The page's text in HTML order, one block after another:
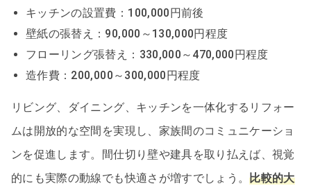
キッチンの設置費：100,000円前後
壁紙の張替え：90,000～130,000円程度
フローリング張替え：330,000～470,000円程度
造作費：200,000～300,000円程度
リビング、ダイニング、キッチンを一体化するリフォー
ムは開放的な空間を実現し、家族間のコミュニケーショ
ンを促進します。間仕切り壁や建具を取り払えば、視覚
的にも実際の動線でも快適さが増すでしょう。比較的大